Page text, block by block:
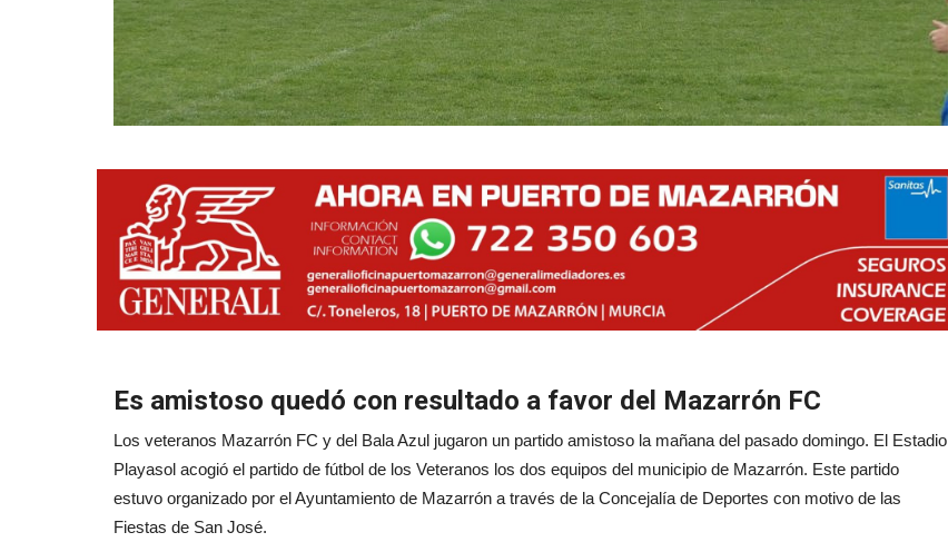
Es amistoso quedó con resultado a favor del Mazarrón FC
Los veteranos Mazarrón FC y del Bala Azul jugaron un partido amistoso la mañana del pasado domingo. El Estadio
Playasol acogió el partido de fútbol de los Veteranos los dos equipos del municipio de Mazarrón. Este partido
estuvo organizado por el Ayuntamiento de Mazarrón a través de la Concejalía de Deportes con motivo de las
Fiestas de San José.